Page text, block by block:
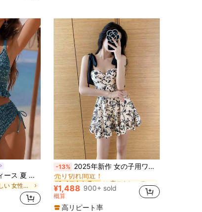
Swim Lushoire レディース 夏 ビーチ ホリデー タンクトップ ビキニ、テクスチャード生地、ラッフルトリム、ハイウエスト、ドローストリング、レディース フェスティバルアウトフィット、ビーチアウトフィット、ホリデーアウトフィット、グリーン
に 新しい 女性用タンキニ
-13% 2025年新作 女の子用ワンピース水着、控えめながらセクシー、お腹スリム、ホルターネック 温泉旅行ビーチ夏用
#1 ベストセラー に 高ストレッチ 女性用ビーチウェア
売り切れ間近！
#1 ベストセラー
売り切れ間近！
#1 ベストセラー
売り切れ間近！
#1 ベストセラー に 高ストレッチ 女性用ビーチウェア
売り切れ間近！
¥1,488 900+ sold
概算
高リピート率